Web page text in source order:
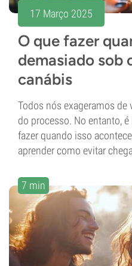
17 Março 2025
O que fazer
demasiado sob
canábis
Todos nós exageramos
do processo. No entanto,
fazer quando isso
aprender como evitar
7 min